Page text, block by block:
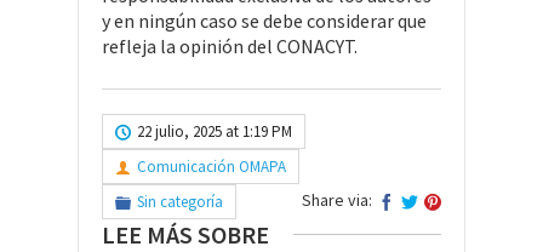
y en ningún caso se debe considerar que
refleja la opinión del CONACYT.
22 julio, 2025 at 1:19 PM
Comunicación OMAPA
Sin categoría
Share via:
LEE MÁS SOBRE